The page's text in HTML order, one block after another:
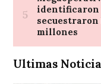
Ultimas